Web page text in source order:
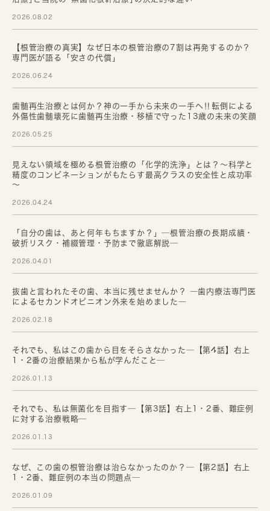
2026.08.02
【根管治療の真実】なぜ日本の根管治療の7割は再発するのか？
専門医が語る「安さの代償」
2026.06.24
歯髄再生治療とは何か？神の一手から未来の一手へ‼転倒による
外傷性歯髄壊死に歯髄再生治療・移植で守った13歳の未来の笑顔
2026.05.25
見えない領域を極める根管治療の「化学的洗浄」とは？～科学と
精度のコンビネーションがもたらす最高クラスの安全性と成功率
～
2026.04.24
「自分の歯は、あと何年もちますか？」─根管治療の長期成績・
破折リスク・補綴管理・予防まで徹底解説─
2026.04.01
抜歯と言われたその歯、本当に残せませんか？ ―歯内療法専門医
によるセカンドオピニオン外来を始めました―
2026.02.18
それでも、私はこの歯から目をそらさなかった─【第4話】右上
1・2番の治療結果から私が学んだこと─
2026.01.13
それでも、私は無菌化を目指す─【第3話】右上1・2番、難症例
に対する治療戦略─
2026.01.13
なぜ、この歯の根管治療は治らなかったのか？─【第2話】右上
1・2番、難症例の本当の問題点─
2026.01.09